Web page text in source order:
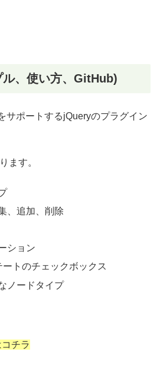
、使い方、GitHub)
サポートするjQueryのプラグイン
ます。
、追加、削除
ション
トのチェックボックス
ノードタイプ
チラ